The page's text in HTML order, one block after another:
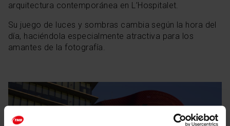
arquitectura contemporánea en L’Hospitalet.
Su juego de luces y sombras cambia según la hora del
día, haciéndola especialmente atractiva para los
amantes de la fotografía.